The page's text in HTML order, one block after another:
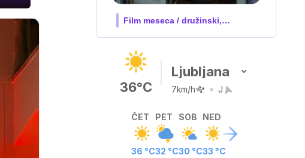
V živo na VOYO: sreda ob 20.30
36°C
Ljubljana
7km/h J
ČET
36 °C
PET
32 °C
SOB
30 °C
NED
33 °C